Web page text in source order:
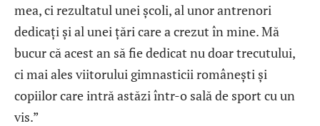
mea, ci rezultatul unei școli, al unor antrenori
dedicați și al unei țări care a crezut în mine. Mă
bucur că acest an să fie dedicat nu doar trecutului,
ci mai ales viitorului gimnasticii românești și
copiilor care intră astăzi într-o sală de sport cu un
vis.”